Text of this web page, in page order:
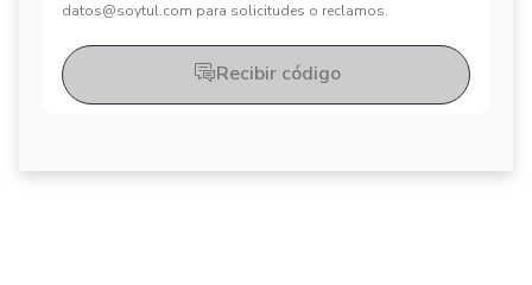
datos@soytul.com para solicitudes o reclamos.
Recibir código